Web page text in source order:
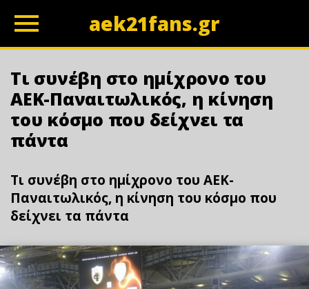
aek21fans.gr
Τι συνέβη στο ημίχρονο του
ΑΕΚ-Παναιτωλικός, η κίνηση
του κόσμο που δείχνει τα
πάντα
Τι συνέβη στο ημίχρονο του ΑΕΚ-
Παναιτωλικός, η κίνηση του κόσμο που
δείχνει τα πάντα